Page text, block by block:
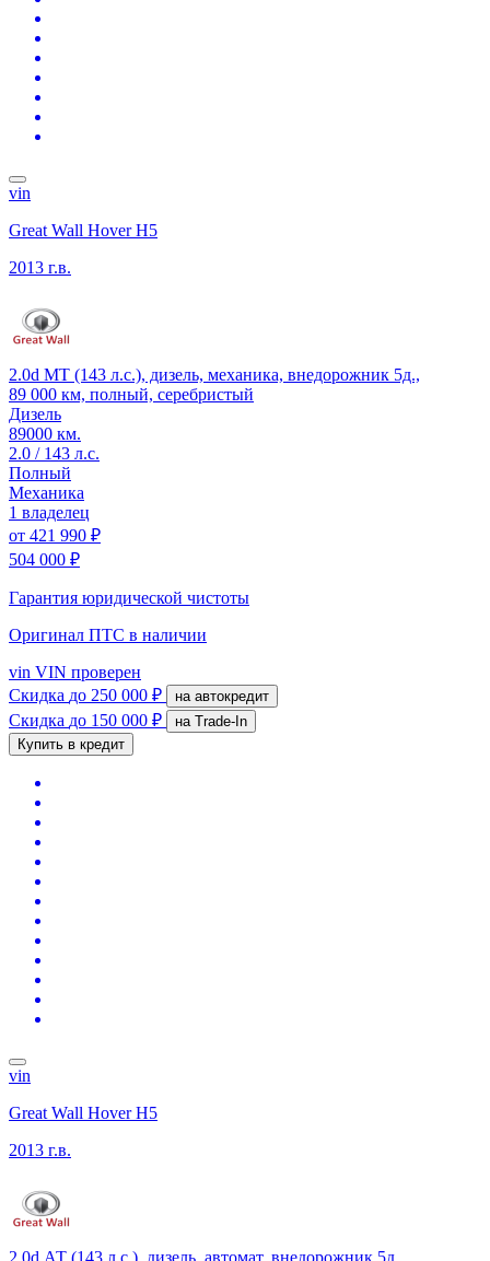
vin
Great Wall Hover H5
2013 г.в.
2.0d MT (143 л.с.), дизель, механика, внедорожник 5д.,
89 000 км, полный, серебристый
Дизель
89000 км.
2.0 / 143 л.с.
Полный
Механика
1 владелец
от 421 990 ₽
504 000 ₽
Гарантия юридической чистоты
Оригинал ПТС в наличии
vin VIN проверен
Скидка до 250 000 ₽ на автокредит
Скидка до 150 000 ₽
на Trade-In
Купить в кредит
vin
Great Wall Hover H5
2013 г.в.
2.0d АТ (143 л.с.), дизель, автомат, внедорожник 5д.,